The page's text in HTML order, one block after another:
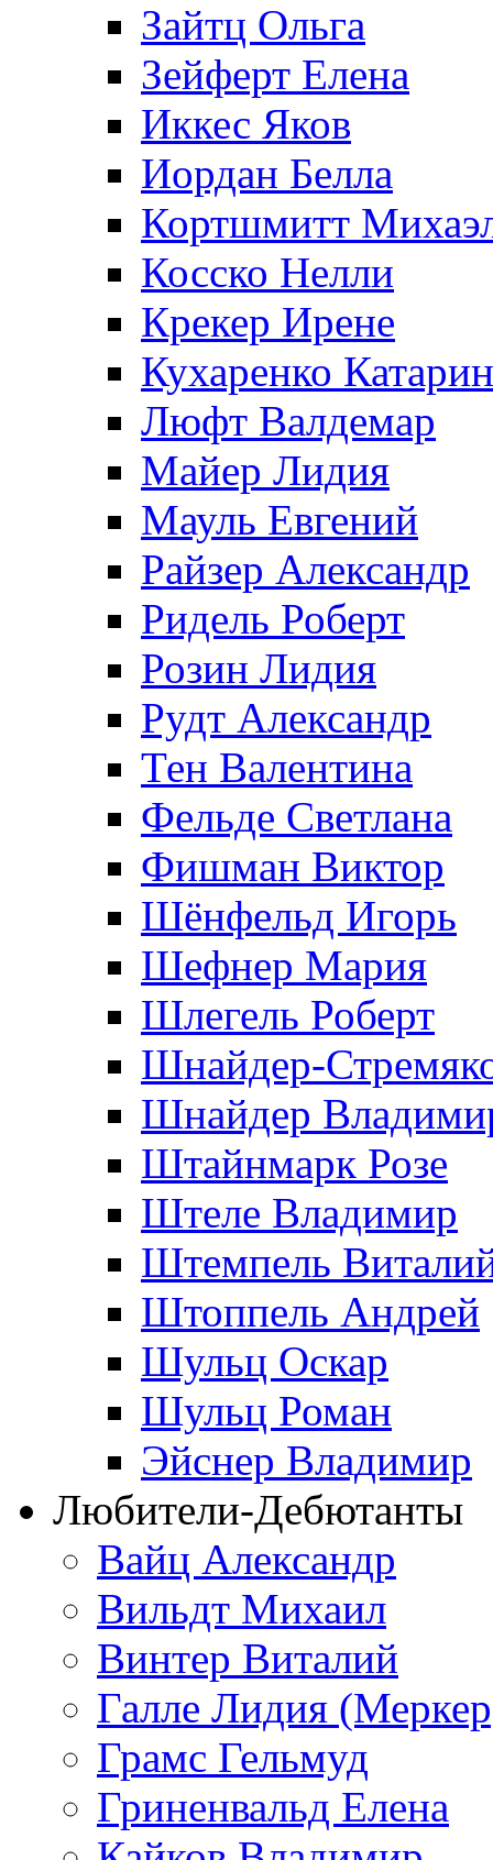
Зайтц Ольга
Зейферт Елена
Иккес Яков
Иордан Белла
Кортшмитт
Косско Нелли
Крекер Ирене
Кухаренко
Люфт Валдемaр
Майер Лидия
Мауль Евгений
Райзер Александр
Ридель Роберт
Розин Лидия
Рудт Александр
Тен Валентина
Фельде Светлана
Фишман Виктор
Шёнфельд Игорь
Шефнер Мария
Шлегель Роберт
Шнайдер-
Шнайдер
Штайнмарк Розe
Штеле Владимир
Штемпель
Штоппель Андрей
Шульц Оскар
Шульц Роман
Эйснер Владимир
Любители-Дебютанты
Вайц Александр
Вильдт Михаил
Винтер Виталий
Галле Лидия
Грамс Гельмуд
Гриненвальд Елена